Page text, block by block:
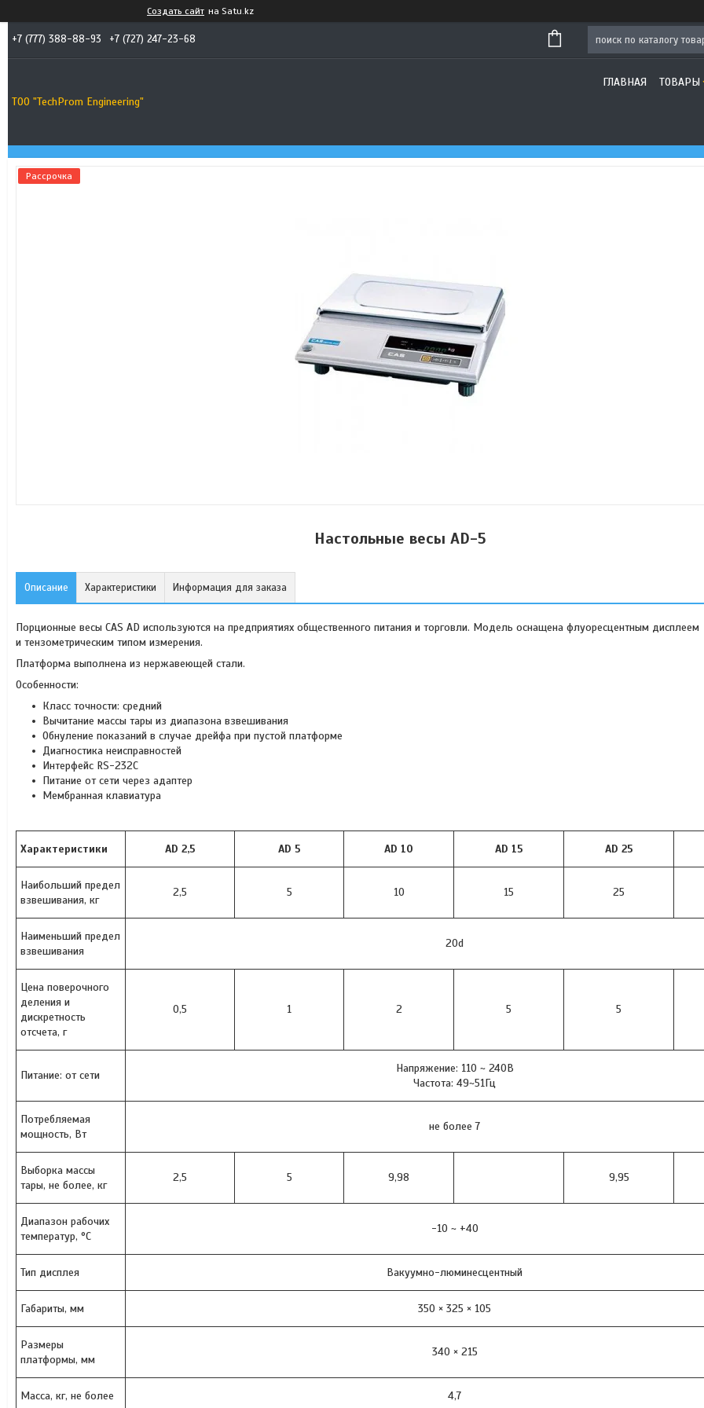
Создать сайт на Satu.kz
+7 (777) 388-88-93 +7 (727) 247-23-68
ТОО "TechProm Engineering"
ГЛАВНАЯ ТОВАРЫ
Рассрочка
Настольные весы AD-5
Описание Характеристики Информация для заказа
Порционные весы CAS AD используются на предприятиях общественного питания и торговли. Модель оснащена флуоресцентным дисплеем
и тензометрическим типом измерения.
Платформа выполнена из нержавеющей стали.
Особенности:
Класс точности: средний
Вычитание массы тары из диапазона взвешивания
Обнуление показаний в случае дрейфа при пустой платформе
Диагностика неисправностей
Интерфейс RS-232С
Питание от сети через адаптер
Мембранная клавиатура
Характеристики AD 2,5 AD 5 AD 10 AD 15 AD 25
Наибольший предел
взвешивания, кг
2,5 5 10 15 25
Наименьший предел
взвешивания
20d
Цена поверочного
деления и
дискретность
отсчета, г
0,5 1 2 5 5
Питание: от сети
Напряжение: 110 ~ 240В
Частота: 49~51Гц
Потребляемая
мощность, Вт
не более 7
Выборка массы
тары, не более, кг
2,5 5 9,98 9,95
Диапазон рабочих
температур, °С
-10 ~ +40
Тип дисплея Вакуумно-люминесцентный
Габариты, мм 350 × 325 × 105
Размеры
платформы, мм
340 × 215
Масса, кг, не более 4,7